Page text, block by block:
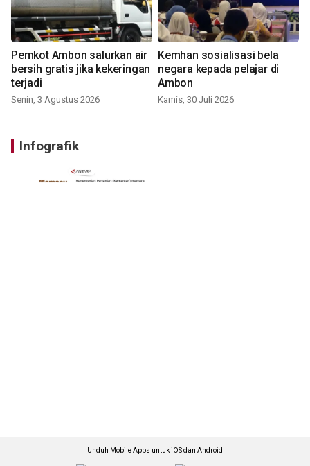
Pemkot Ambon salurkan air
bersih gratis jika kekeringan
terjadi
Senin, 3 Agustus 2026
Kemhan sosialisasi bela
negara kepada pelajar di
Ambon
Kamis, 30 Juli 2026
Infografik
Unduh Mobile Apps untuk iOS dan Android